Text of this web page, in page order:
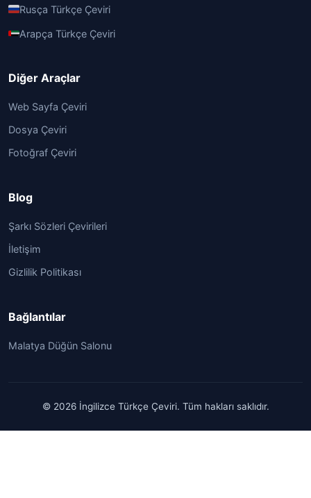
Rusça Türkçe Çeviri
Arapça Türkçe Çeviri
Diğer Araçlar
Web Sayfa Çeviri
Dosya Çeviri
Fotoğraf Çeviri
Blog
Şarkı Sözleri Çevirileri
İletişim
Gizlilik Politikası
Bağlantılar
Malatya Düğün Salonu
© 2026 İngilizce Türkçe Çeviri. Tüm hakları saklıdır.